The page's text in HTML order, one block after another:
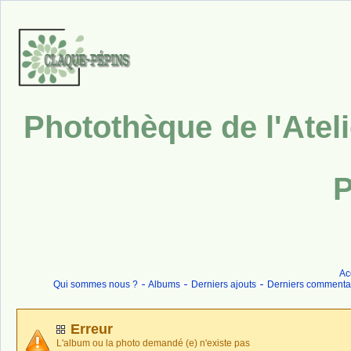
Photothèque de
Qui sommes nous ?
Albums Derniers ajouts Derniers
Erreur
L'album ou la photo demandé (e) n'existe pas